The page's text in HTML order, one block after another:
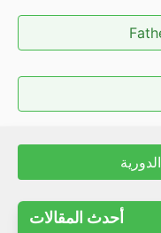
أحدث المقالات